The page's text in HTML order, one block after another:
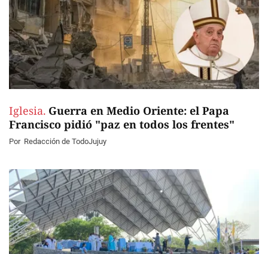
Iglesia. Guerra en Medio Oriente: el Papa
Francisco pidió "paz en todos los frentes"
Por Redacción de TodoJujuy